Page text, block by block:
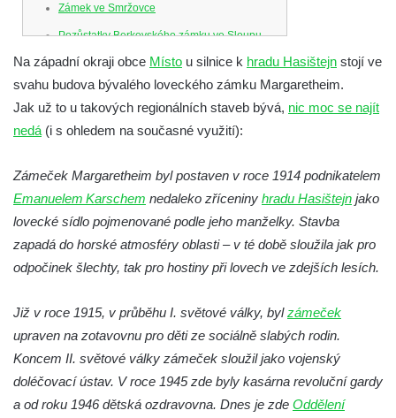
Zámek ve Smržovce
Pozůstatky Berkovského zámku ve Sloupu
v Čechách
Letohrádek Ostrov
Horní zámek Teplice nad Metují
Zámek Bischofstein (Skála) v Teplicích nad
Zámek Teplice
Zámek Bílina
Zámek Roztoky u Prahy
Zámek Blšany u Loun
Zámek Nový Hrad v Jimlíně
Zámek Velké Žernoseky
Na západní okraji obce Místo u silnice k hradu Hasištejn stojí ve
svahu budova bývalého loveckého zámku Margaretheim.
Jak už to u takových regionálních staveb bývá, nic moc se najít
nedá (i s ohledem na současné využití):
Zámeček Margaretheim byl postaven v roce 1914 podnikatelem
Emanuelem Karschem nedaleko zříceniny hradu Hasištejn jako
lovecké sídlo pojmenované podle jeho manželky. Stavba
zapadá do horské atmosféry oblasti – v té době sloužila jak pro
odpočinek šlechty, tak pro hostiny při lovech ve zdejších lesích.
Již v roce 1915, v průběhu I. světové války, bylzámeček
upraven na zotavovnu pro děti ze sociálně slabých rodin.
Koncem II. světové války zámeček sloužil jako vojenský
doléčovací ústav. V roce 1945 zde byly kasárna revoluční gardy
a od roku 1946 dětská ozdravovna. Dnes je zde Oddělení